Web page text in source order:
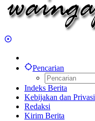
Pencarian
Indeks Berita
Kebijakan dan Privasi
Redaksi
Kirim Berita